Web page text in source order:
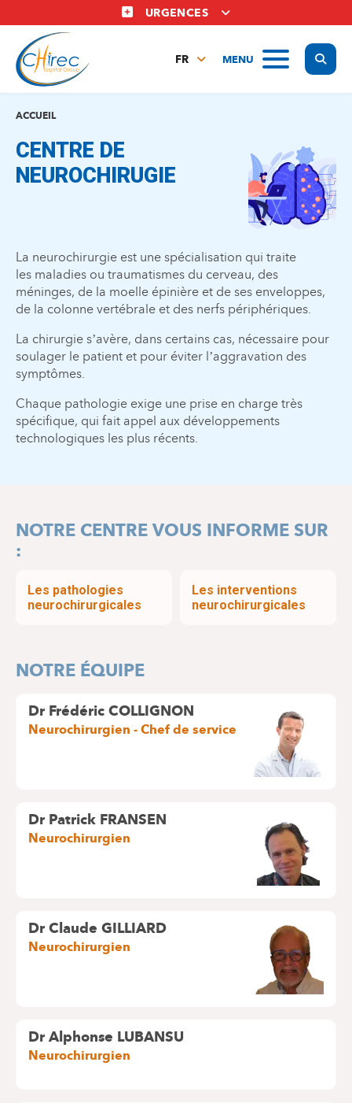
au
contenu
principal
URGENCES
MENU
FR
ACCUEIL
CENTRE DE
NEUROCHIRUGIE
La neurochirurgie est une spécialisation qui traite
les maladies ou traumatismes du cerveau, des
méninges, de la moelle épinière et de ses enveloppes,
de la colonne vertébrale et des nerfs périphériques.
La chirurgie s’avère, dans certains cas, nécessaire pour
soulager le patient et pour éviter l’aggravation des
symptômes.
Chaque pathologie exige une prise en charge très
spécifique, qui fait appel aux développements
technologiques les plus récents.
NOTRE CENTRE VOUS INFORME SUR
:
Les pathologies
neurochirurgicales
Les interventions
neurochirurgicales
NOTRE ÉQUIPE
Dr Frédéric COLLIGNON
Neurochirurgien - Chef de service
Dr Patrick FRANSEN
Neurochirurgien
Dr Claude GILLIARD
Neurochirurgien
Dr Alphonse LUBANSU
Neurochirurgien